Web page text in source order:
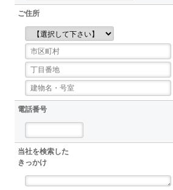
ご住所
電話番号
当社を検索した
きっかけ